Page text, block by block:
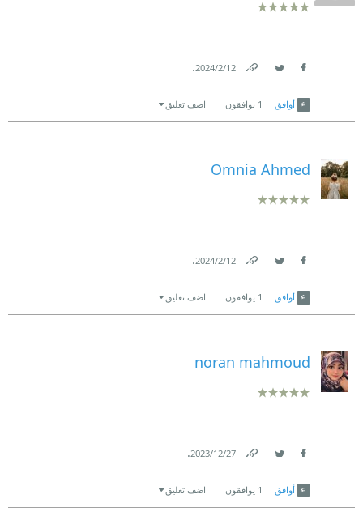
12‏/2‏/2024
.
أوافق 1 يوافقون اضف تعليق
Omnia Ahmed
12‏/2‏/2024
.
أوافق 1 يوافقون اضف تعليق
noran mahmoud
27‏/12‏/2023
.
أوافق 1 يوافقون اضف تعليق